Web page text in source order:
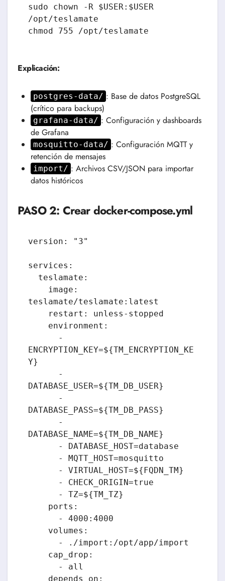
sudo chown -R $USER:$USER
/opt/teslamate
chmod 755 /opt/teslamate
Explicación:
postgres-data/ : Base de datos PostgreSQL
(crítico para backups)
grafana-data/ : Configuración y dashboards
de Grafana
mosquitto-data/ : Configuración MQTT y
retención de mensajes
import/ : Archivos CSV/JSON para importar
datos históricos
PASO 2: Crear docker-compose.yml
version: "3"
services:
teslamate/teslamate:latest
ENCRYPTION_KEY=${TM_ENCRYPTION_KE
Y}
DATABASE_USER=${TM_DB_USER}
DATABASE_PASS=${TM_DB_PASS}
DATABASE_NAME=${TM_DB_NAME}